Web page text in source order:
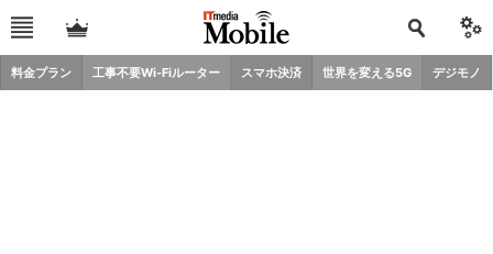
料金プラン 工事不要Wi-Fiルーター スマホ決済 世界を変える5G デジモノ